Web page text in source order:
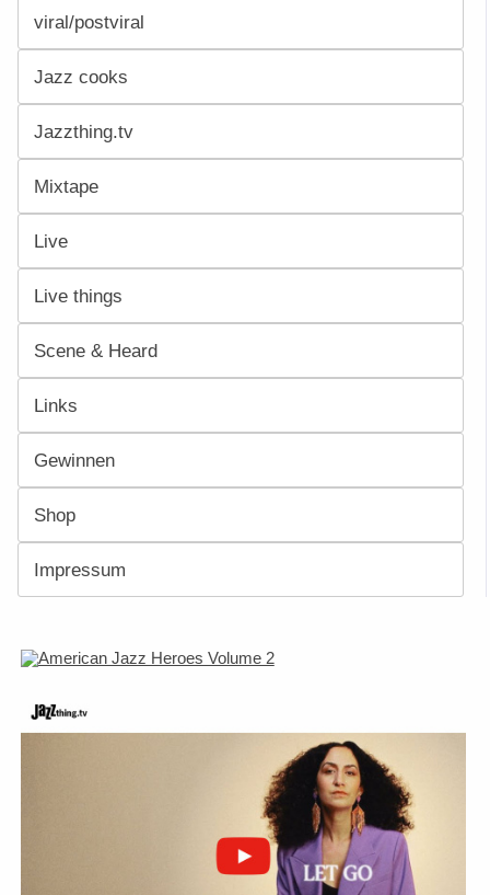
viral/postviral
Jazz cooks
Jazzthing.tv
Mixtape
Live
Live things
Scene & Heard
Links
Gewinnen
Shop
Impressum